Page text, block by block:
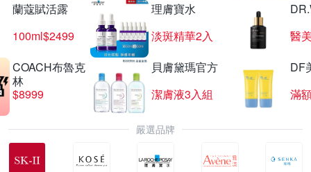
蘭蔻賦活露
100ml$2499
理膚寶水
淡斑精華2入
醫
COACH布魯克
林
$8999
貝膚黛瑪官方
潔膚液3入組
DF
滿
嚴選品牌